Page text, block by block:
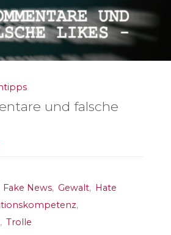
und falsche
Fake News, Gewalt, Hate
,
, Trolle